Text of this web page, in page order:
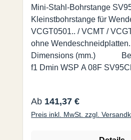
Mini-Stahl-Bohrstange
Kleinstbohrstange für
VCGT0501.. / VCMT /
ohne Wendeschneidplatten. Abmessungen |
Dimensions (mm.) Bestell-Nr. d l1 l2 f
f1 Dmin WSP A 08F SV95CR/L 05 8 80 15 5
SV95CR/L 07 12 125 28 9 3 15,5
SV95CR/L 07 16 150 36 11
Regulärer Preis:
Ab 141,37 €
Preis inkl. MwSt. zzgl.